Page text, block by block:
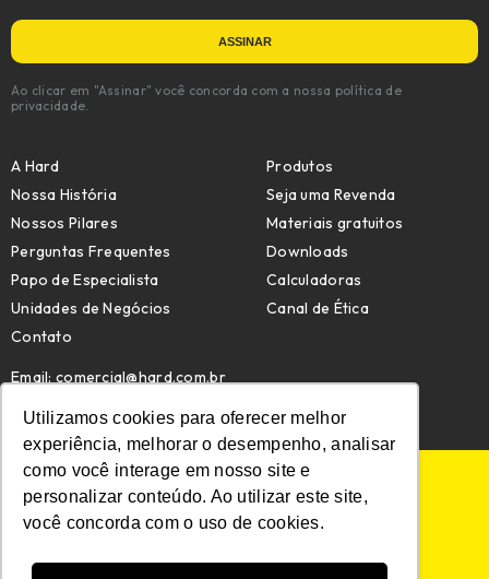
Utilizamos cookies para oferecer melhor
experiência, melhorar o desempenho, analisar
como você interage em nosso site e
personalizar conteúdo. Ao utilizar este site,
você concorda com o uso de cookies.
Ao clicar em "Assinar" você concorda com a nossa política de
privacidade.
A Hard
Nossa História
Nossos Pilares
Perguntas Frequentes
Papo de Especialista
Unidades de Negócios
Contato
Produtos
Seja uma Revenda
Materiais gratuitos
Downloads
Calculadoras
Canal de Ética
Email: comercial@hard.com.br
POLÍTICA DE PRIVACIDADE
POLÍTICA DE COOKIES
MAPA DO SITE